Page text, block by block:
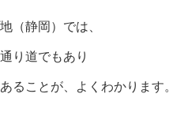
（静岡）では、
り道でもあり
ることが、よくわかります。